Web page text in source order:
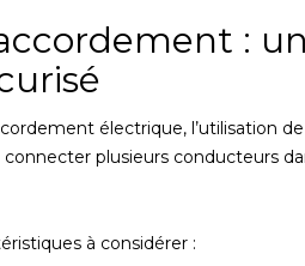
:
électrique, l’utilisation
plusieurs conducteurs
à considérer :